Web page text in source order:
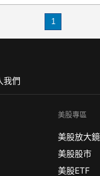
不如善加利用自身原
然就會降臨。
1
我們
美股專區
美股放大鏡
美股股市
美股ETF